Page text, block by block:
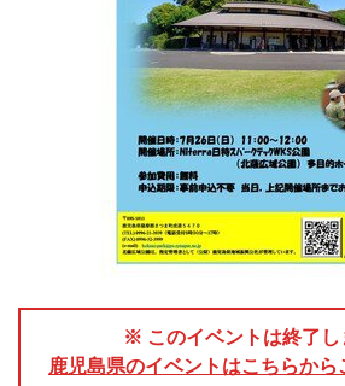
※ このイベントは終了し
鹿児島県のイベントはこちらから